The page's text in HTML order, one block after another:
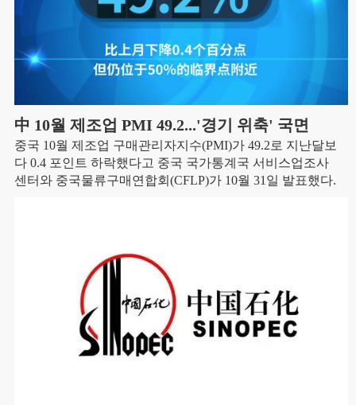
中 10월 제조업 PMI 49.2...'경기 위축' 국면
중국 10월 제조업 구매관리자지수(PMI)가 49.2로 지난달보
다 0.4 포인트 하락했다고 중국 국가통계국 서비스업조사
센터와 중국물류구매연합회(CFLP)가 10월 31일 발표했다.